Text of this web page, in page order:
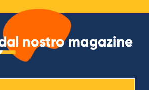
nostro magazine